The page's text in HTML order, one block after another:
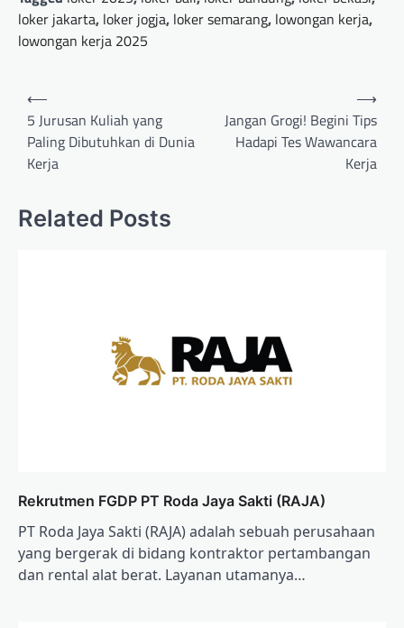
loker jakarta, loker jogja, loker semarang, lowongan kerja,
lowongan kerja 2025
Post
navigation
⟵
5 Jurusan Kuliah yang
Paling Dibutuhkan di Dunia
Kerja
Jangan Grogi! Begini Tips
Hadapi Tes Wawancara
Kerja
⟶
Related Posts
Rekrutmen FGDP PT Roda Jaya Sakti (RAJA)
PT Roda Jaya Sakti (RAJA) adalah sebuah perusahaan
yang bergerak di bidang kontraktor pertambangan
dan rental alat berat. Layanan utamanya…